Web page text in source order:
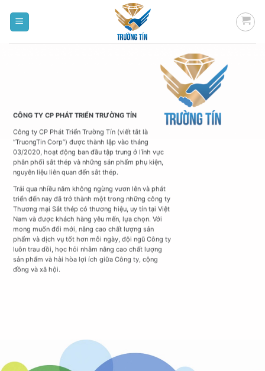
qua
CÔNG TY CP PHÁT TRIỂN TRƯỜNG TÍN
Công ty CP Phát Triển Trường Tín (viết tắt là
“TruongTin Corp”) được thành lập vào tháng
03/2020, hoạt động ban đầu tập trung ở lĩnh vực
phân phối sắt thép và những sản phẩm phụ kiện,
nguyên liệu liên quan đến sắt thép.
Trải qua nhiều năm không ngừng vươn lên và phát
triển đến nay đã trở thành một trong những công ty
Thương mại Sắt thép có thương hiệu, uy tín tại Việt
Nam và được khách hàng yêu mến, lựa chọn. Với
mong muốn đổi mới, nâng cao chất lượng sản
phẩm và dịch vụ tốt hơn mỗi ngày, đội ngũ Công ty
luôn trau dồi, học hỏi nhằm nâng cao chất lượng
sản phẩm và hài hòa lợi ích giữa Công ty, cộng
đồng và xã hội.